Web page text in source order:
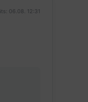
06.08. 12:31